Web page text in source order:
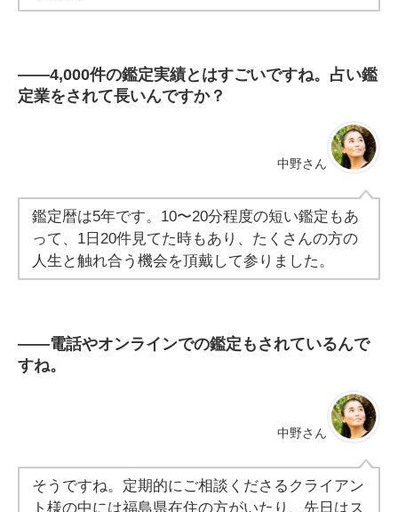
――4,000件の鑑定実績とはすごいですね。占い鑑
定業をされて長いんですか？
中野さん
鑑定暦は5年です。10〜20分程度の短い鑑定もあ
って、1日20件見てた時もあり、たくさんの方の
人生と触れ合う機会を頂戴して参りました。
――電話やオンラインでの鑑定もされているんで
すね。
中野さん
そうですね。定期的にご相談くださるクライアン
ト様の中には福島県在住の方がいたり、先日はス